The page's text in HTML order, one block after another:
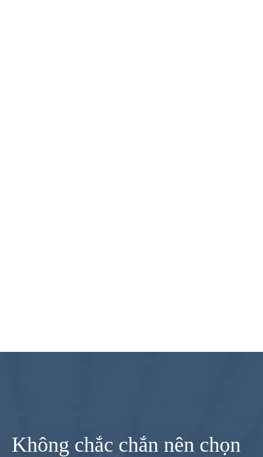
Không chắc chắn nên chọn